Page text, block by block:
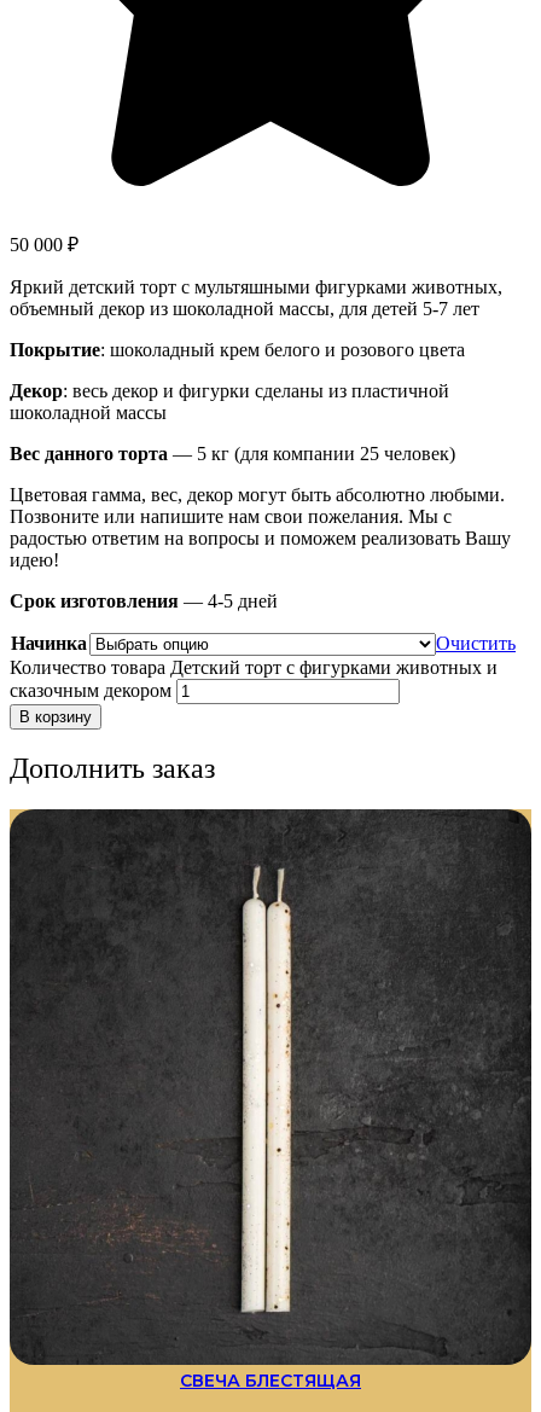
50 000 ₽
Яркий детский торт с мультяшными фигурками животных,
объемный декор из шоколадной массы, для детей 5-7 лет
Покрытие: шоколадный крем белого и розового цвета
Декор: весь декор и фигурки сделаны из пластичной
шоколадной массы
Вес данного торта — 5 кг (для компании 25 человек)
Цветовая гамма, вес, декор могут быть абсолютно любыми.
Позвоните или напишите нам свои пожелания. Мы с
радостью ответим на вопросы и поможем реализовать Вашу
идею!
Срок изготовления — 4-5 дней
Начинка
Очистить
Количество товара Детский торт с фигурками животных и
сказочным декором
В корзину
Дополнить заказ
СВЕЧА БЛЕСТЯЩАЯ